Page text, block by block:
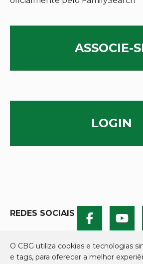
ASSOCIE-
LOGIN
REDES SOCIAIS
O CBG utiliza cookies e tecnologias
e tags, para oferecer a melhor